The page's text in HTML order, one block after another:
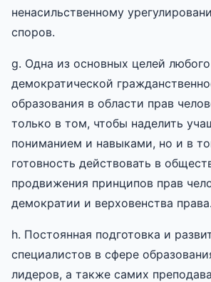
ненасильственному
споров.
g. Одна из основных целей
демократической
образования в области прав
только в том, чтобы наделить
пониманием и навыками, но и в
готовность действовать в
продвижения принципов прав
демократии и верховенства права.
h. Постоянная подготовка и
специалистов в сфере
лидеров, а также самих